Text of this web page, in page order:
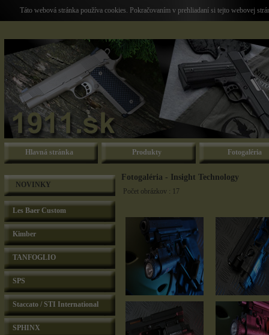
Táto webová stránka používa cookies. Pokračovaním v prehliadaní si tejto webovej
Hlavná stránka Produkty Fotogaléria
NOVINKY
Les Baer Custom
Kimber
TANFOGLIO
SPS
Staccato / STI International
SPHINX
Fotogaléria - Insight Technology
Počet obrázkov : 17